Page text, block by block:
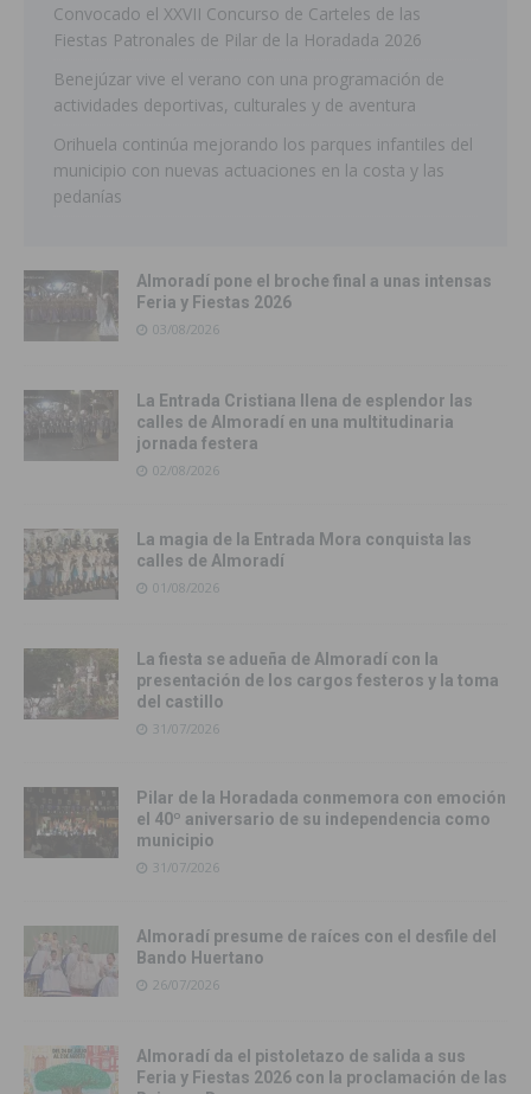
Convocado el XXVII Concurso de Carteles de las
Fiestas Patronales de Pilar de la Horadada 2026
Benejúzar vive el verano con una programación de
actividades deportivas, culturales y de aventura
Orihuela continúa mejorando los parques infantiles del
municipio con nuevas actuaciones en la costa y las
pedanías
Almoradí pone el broche final a unas intensas
Feria y Fiestas 2026
03/08/2026
La Entrada Cristiana llena de esplendor las
calles de Almoradí en una multitudinaria
jornada festera
02/08/2026
La magia de la Entrada Mora conquista las
calles de Almoradí
01/08/2026
La fiesta se adueña de Almoradí con la
presentación de los cargos festeros y la toma
del castillo
31/07/2026
Pilar de la Horadada conmemora con emoción
el 40º aniversario de su independencia como
municipio
31/07/2026
Almoradí presume de raíces con el desfile del
Bando Huertano
26/07/2026
Almoradí da el pistoletazo de salida a sus
Feria y Fiestas 2026 con la proclamación de las